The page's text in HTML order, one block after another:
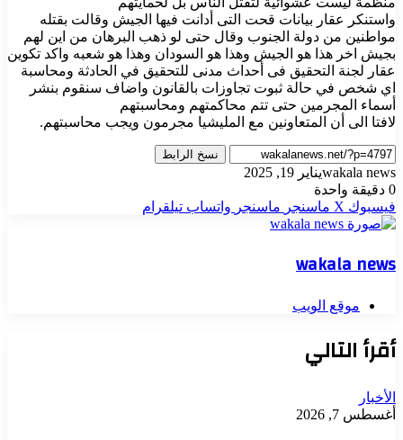
واستنكر عقار بيانات قحت التى أدانت فيها الجيش وقالت بقتله
مواطنين من دولة الجنوب وقال حتى لو ذهب البرهان من اين لهم
بجيش اخر هذا هو الجيش وهذا هو السودان وهذا هو شعبه واكد تكوين
عقار لجنة التحقيق فى أحداث مدنى للتحقيق في الحادثة ومحاسبة
اي شخص في حالة ثبوت تجاوزات بالقانون واضاف سنقوم بنشر
أسماء المجرمين حتى تتم محاكمتهم ومحاسبتهم
لافتا الى أن المتعاونين مع المليشيا مجرمون ويجب محاسبتهم.
نسخ الرابط
wakala newsيناير 19, 2025
0 دقيقة واحدة
فيسبوك ‫X ماسنجر ماسنجر واتساب تيلقرام
wakala news
موقع الويب
أقرأ التالي
الأخبار
أغسطس 7, 2026